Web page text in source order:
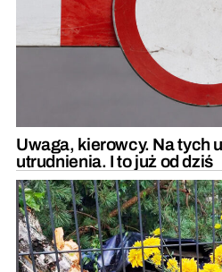
Uwaga, kierowcy. Na tych
utrudnienia. I to już od dziś